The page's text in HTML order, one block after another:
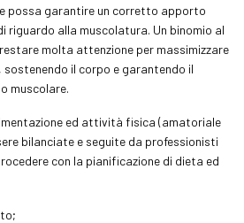
possa garantire un corretto apporto
riguardo alla muscolatura. Un binomio al
molta attenzione per massimizzare
sostenendo il corpo e garantendo il
muscolare.
ed attività fisica (amatoriale
bilanciate e seguite da professionisti
con la pianificazione di dieta ed